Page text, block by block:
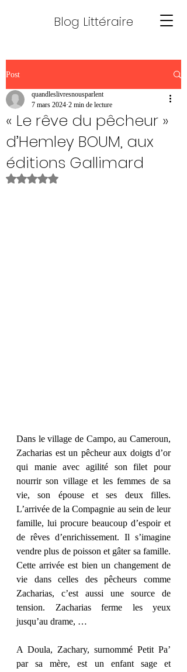
Blog Littéraire
Post
« Le rêve du pêcheur »
d’Hemley BOUM, aux
éditions Gallimard
quandleslivresnousparlent
7 mars 2024 2 min de lecture
Noté NaN étoiles sur 5.
Dans le village de Campo, au Cameroun,
Zacharias est un pêcheur aux doigts d’or
qui manie avec agilité son filet pour
nourrir son village et les femmes de sa
vie, son épouse et ses deux filles.
L’arrivée de la Compagnie au sein de leur
famille, lui procure beaucoup d’espoir et
de rêves d’enrichissement. Il s’imagine
vendre plus de poisson et gâter sa famille.
Cette arrivée est bien un changement de
vie dans celles des pêcheurs comme
Zacharias, c’est aussi une source de
tension. Zacharias ferme les yeux
jusqu’au drame, …
A Doula, Zachary, surnommé Petit Pa’
par sa mère, est un enfant sage et